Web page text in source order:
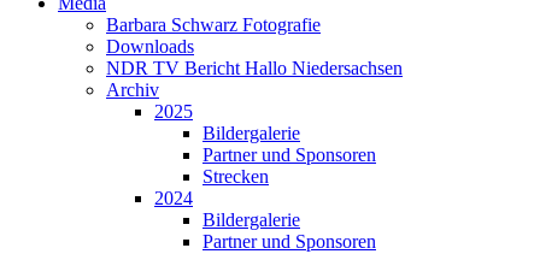
Barbara Schwarz Fotografie
Downloads
NDR TV Bericht Hallo Niedersachsen
Archiv
2025
Bildergalerie
Partner und Sponsoren
Strecken
2024
Bildergalerie
Partner und Sponsoren